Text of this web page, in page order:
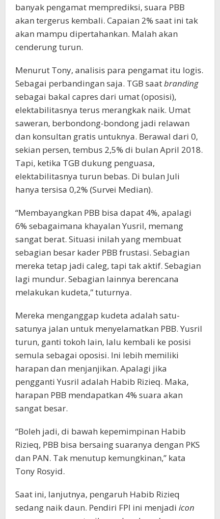
banyak pengamat memprediksi, suara PBB
akan tergerus kembali. Capaian 2% saat ini tak
akan mampu dipertahankan. Malah akan
cenderung turun.
Menurut Tony, analisis para pengamat itu logis.
Sebagai perbandingan saja. TGB saatbranding
sebagai bakal capres dari umat (oposisi),
elektabilitasnya terus merangkak naik. Umat
saweran, berbondong-bondong jadi relawan
dan konsultan gratis untuknya. Berawal dari 0,
sekian persen, tembus 2,5% di bulan April 2018.
Tapi, ketika TGB dukung penguasa,
elektabilitasnya turun bebas. Di bulan Juli
hanya tersisa 0,2% (Survei Median).
“Membayangkan PBB bisa dapat 4%, apalagi
6% sebagaimana khayalan Yusril, memang
sangat berat. Situasi inilah yang membuat
sebagian besar kader PBB frustasi. Sebagian
mereka tetap jadi caleg, tapi tak aktif. Sebagian
lagi mundur. Sebagian lainnya berencana
melakukan kudeta,” tuturnya.
Mereka menganggap kudeta adalah satu-
satunya jalan untuk menyelamatkan PBB. Yusril
turun, ganti tokoh lain, lalu kembali ke posisi
semula sebagai oposisi. Ini lebih memiliki
harapan dan menjanjikan. Apalagi jika
pengganti Yusril adalah Habib Rizieq. Maka,
harapan PBB mendapatkan 4% suara akan
sangat besar.
“Boleh jadi, di bawah kepemimpinan Habib
Rizieq, PBB bisa bersaing suaranya dengan PKS
dan PAN. Tak menutup kemungkinan,” kata
Tony Rosyid.
Saat ini, lanjutnya, pengaruh Habib Rizieq
sedang naik daun. Pendiri FPI ini menjadi icon